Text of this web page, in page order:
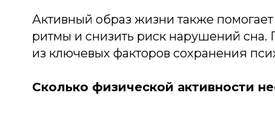
Активный образ жизни также
ритмы и снизить риск нарушений
из ключевых факторов сохранения
Сколько физической активности